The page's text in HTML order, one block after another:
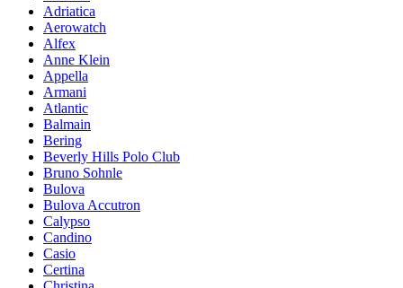
Adriatica
Aerowatch
Alfex
Anne Klein
Appella
Armani
Atlantic
Balmain
Bering
Beverly Hills Polo Club
Bruno Sohnle
Bulova
Bulova Accutron
Calypso
Candino
Casio
Certina